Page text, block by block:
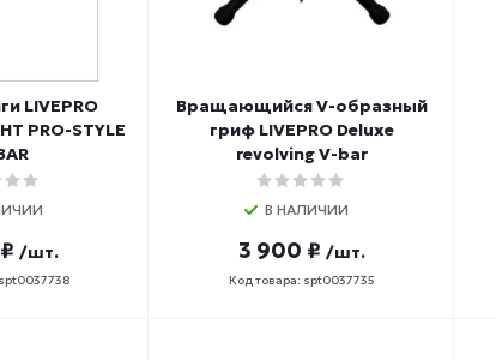
LIVEPRO
PRO-STYLE
/шт.
Вращающийся V-образный
гриф LIVEPRO Deluxe
revolving V-bar
В НАЛИЧИИ
3 900 ₽ /шт.
Код товара: spt0037735